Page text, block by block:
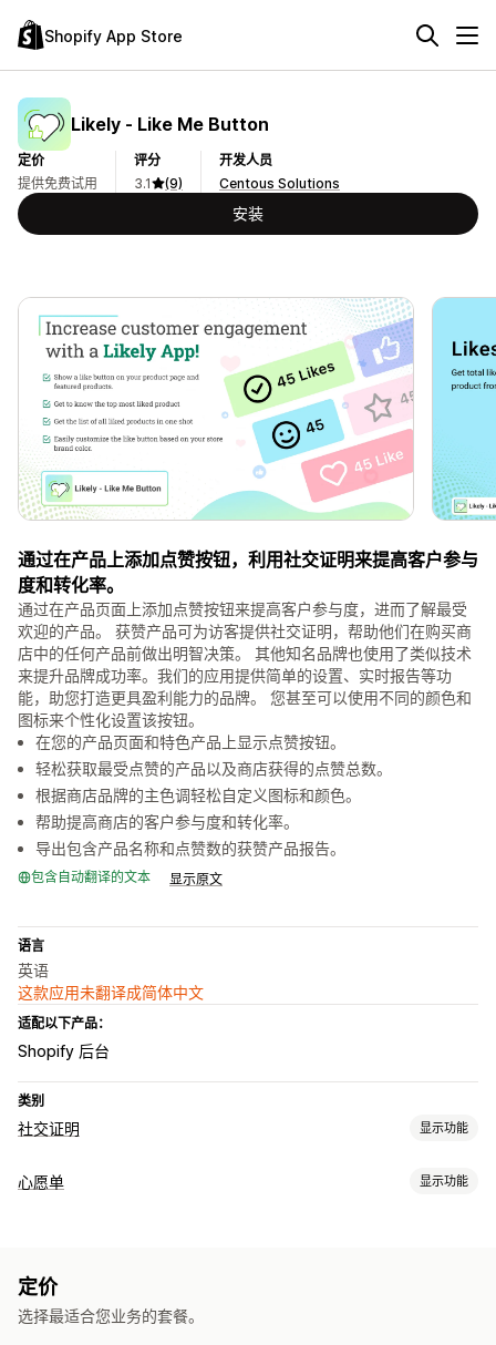
Shopify App Store
Likely ‑ Like Me Button
定价
提供免费试用
评分
3.1
(9)
开发人员
Centous Solutions
安装
通过在产品上添加点赞按钮，利用社交证明来提高客户参与
度和转化率。
通过在产品页面上添加点赞按钮来提高客户参与度，进而了解最受
欢迎的产品。 获赞产品可为访客提供社交证明，帮助他们在购买商
店中的任何产品前做出明智决策。 其他知名品牌也使用了类似技术
来提升品牌成功率。我们的应用提供简单的设置、实时报告等功
能，助您打造更具盈利能力的品牌。 您甚至可以使用不同的颜色和
图标来个性化设置该按钮。
在您的产品页面和特色产品上显示点赞按钮。
轻松获取最受点赞的产品以及商店获得的点赞总数。
根据商店品牌的主色调轻松自定义图标和颜色。
帮助提高商店的客户参与度和转化率。
导出包含产品名称和点赞数的获赞产品报告。
包含自动翻译的文本 显示原文
语言
英语
这款应用未翻译成简体中文
适配以下产品：
Shopify 后台
类别
社交证明 显示功能
内容类型
实时流量
分析
心愿单 显示功能
定价
选择最适合您业务的套餐。